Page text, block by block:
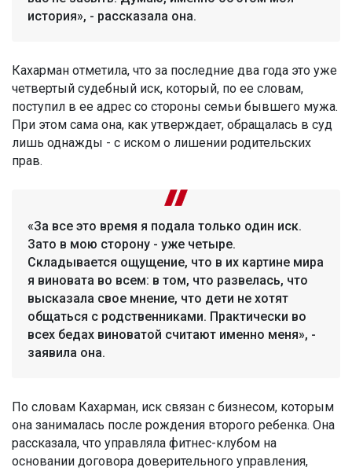
история», - рассказала она.
Кахарман отметила, что за последние два года это уже
четвертый судебный иск, который, по ее словам,
поступил в ее адрес со стороны семьи бывшего мужа.
При этом сама она, как утверждает, обращалась в суд
лишь однажды - с иском о лишении родительских
прав.
«За все это время я подала только один иск.
Зато в мою сторону - уже четыре.
Складывается ощущение, что в их картине мира
я виновата во всем: в том, что развелась, что
высказала свое мнение, что дети не хотят
общаться с родственниками. Практически во
всех бедах виноватой считают именно меня», -
заявила она.
По словам Кахарман, иск связан с бизнесом, которым
она занималась после рождения второго ребенка. Она
рассказала, что управляла фитнес-клубом на
основании договора доверительного управления,